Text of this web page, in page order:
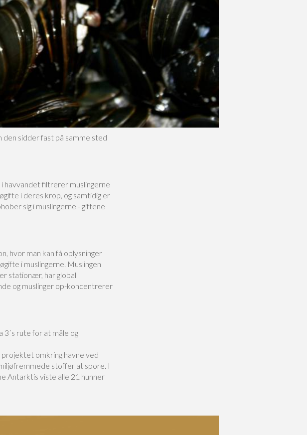
den sidder fast på samme sted
havvandet filtrerer muslingerne
i deres krop, og samtidig er
sig i muslingerne - giftene
hvor man kan få oplysninger
i muslingerne. Muslingen
stationær, har global
og muslinger op-koncentrerer
3´s rute for at måle og
omkring havne ved
stoffer at spore. I
Antarktis viste alle 21 hunner